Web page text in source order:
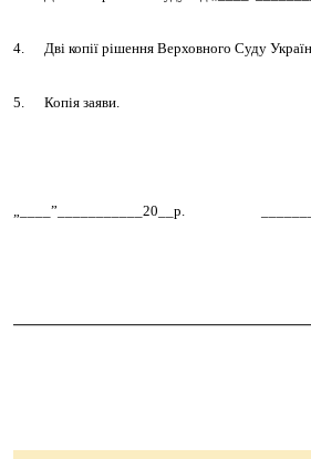
4. Дві копії рішення Верховного Суду
5. Копія заяви.
„____”___________20__р.